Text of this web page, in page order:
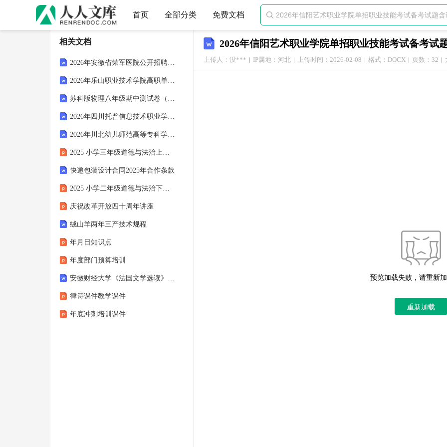
首页 全部分类 免费文档 
2026年信阳艺术职业学院单招职业技能考试备考试
上传人：没*** IP属地：河北 上传时间：2026-02-08 格式：DOCX 页数：32
预览加载失败，请重新
重新加载
相关文档
2026年安徽省荣军医院公开招聘4名笔试参考题库及答案解析
2026年乐山职业技术学院高职单招职业适应性测试模拟试题及答案详细解析
苏科版物理八年级期中测试卷（解析版）
2026年四川托普信息技术职业学院高职单招职业适应性测试模拟试题及答案详细解析
2026年川北幼儿师范高等专科学校高职单招职业适应性测试模拟试题及答案详细解析
2025 小学三年级道德与法治上册可回收物的识别课件
快递包装设计合同2025年合作条款
2025 小学二年级道德与法治下册校园活动参与课件
庆祝改革开放四十周年讲座
绒山羊两年三产技术规程
年月日知识点
年度部门预算培训
安徽财经大学《法国文学选读》2024 - 2025 学年第一学期期末试卷
律诗课件教学课件
年底冲刺培训课件